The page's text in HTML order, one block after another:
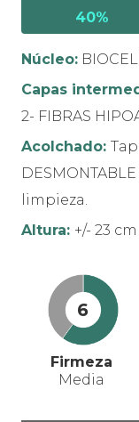
40%
Núcleo:
Capas
2- FIBRAS
Acolchado:
limpieza.
Altura: +/- 23 cm
6
Firmeza
Media